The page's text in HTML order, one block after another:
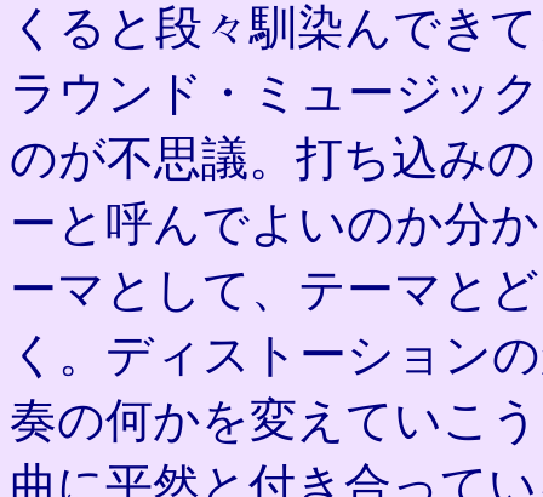
くると段々馴染んでき
ラウンド・ミュージッ
のが不思議。打ち込み
ーと呼んでよいのか分
ーマとして、テーマと
く。ディストーション
奏の何かを変えていこ
曲に平然と付き合って